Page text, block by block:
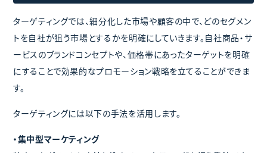
ターゲティングでは、細分化した市場や顧客の中で、どのセグメン
トを自社が狙う市場とするかを明確にしていきます。自社商品・サ
ービスのブランドコンセプトや、価格帯にあったターゲットを明確
にすることで効果的なプロモーション戦略を立てることができま
す。
ターゲティングには以下の手法を活用します。
・集中型マーケティング